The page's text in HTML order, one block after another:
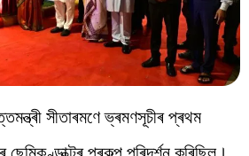
সীতাৰমণে ভ্ৰমণসূচীৰ প্ৰথম